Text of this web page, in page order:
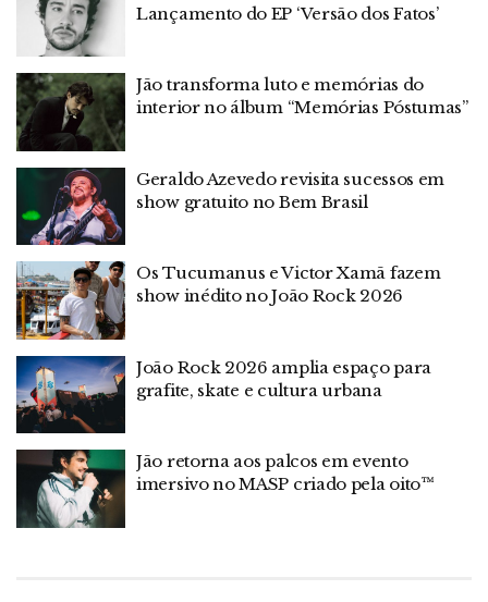
Lançamento do EP ‘Versão dos Fatos’
Jão transforma luto e memórias do
interior no álbum “Memórias Póstumas”
Geraldo Azevedo revisita sucessos em
show gratuito no Bem Brasil
Os Tucumanus e Victor Xamã fazem
show inédito no João Rock 2026
João Rock 2026 amplia espaço para
grafite, skate e cultura urbana
Jão retorna aos palcos em evento
imersivo no MASP criado pela oito™